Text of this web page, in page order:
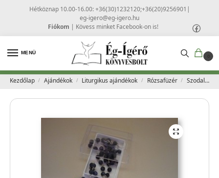
Hétköznap 10.00-16.00: +36(30)1232120;+36(20)9256901 |
eg-igero@eg-igero.hu
Fiókom | Kövess minket Facebook-on is!
MENÜ
0
Kezdőlap / Ajándékok / Liturgikus ajándékok / Rózsafüzér / Szodalit ásványrózsafüzér fém feszülettel